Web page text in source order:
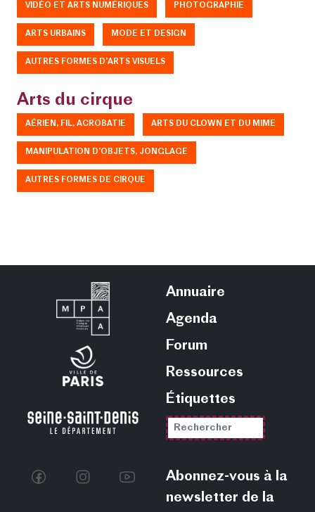
VIDÉO ET ARTS NUMÉRIQUES PHOTOGRAPHIE
ARTS URBAINS MODE ET DESIGN
AUTRES FORMES D’ARTS VISUELS
Arts du cirque
AÉRIEN, FIL, ACROBATIE ARTS DU CLOWN ET DU MIME
MANIPULATION D’OBJETS, JONGLAGE
AUTRES FORMES DE CIRQUE
Annuaire
Agenda
Forum
Ressources
Étiquettes
Abonnez-vous à la
newsletter de la